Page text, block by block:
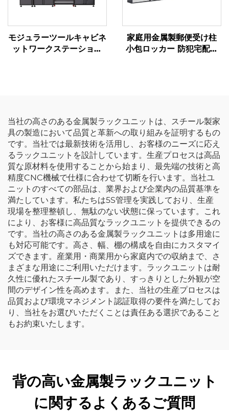
モジュラーツールキャビネ
ットワークステーション
家庭用金属製郵便受け柱
小包ロッカー 防犯宅配ボ
当社の高さのある金属製ラックユニットは、スチール製家
具の製造において品質と革新への取り組みを証明するもの
です。当社では最新技術を活用し、お客様のニーズに応え
るラックユニットを設計しています。生産プロセスは高品
質な原材料を使用することから始まり、最先端の技術と高
精度CNC機械で仕様に合わせて切断を行います。当社ユ
ニットのすべての部品は、業界および企業内の品質基準を
満たしています。私たちは5S管理を実践しており、生産
現場を整理整頓し、無駄のない状態に保っています。これ
により、お客様に高品質なラックユニットを提供できるの
です。当社の高さのある金属製ラックユニットは多用途に
も対応可能です。高さ、幅、棚の構成を自由にカスタマイ
ズできます。産業用・商業用から家庭内での収納まで、さ
まざまな用途にご利用いただけます。ラックユニットは耐
久性に優れたスチール製であり、すっきりとした外観が空
間のデザイン性を高めます。また、当社の生産プロセスは
品質および環境マネジメント認証取得の要件を満たしてお
り、当社をお選びいただくことは責任ある選択であること
もお約束いたします。
背の高い金属製ラックユニット
に関するよくあるご質問